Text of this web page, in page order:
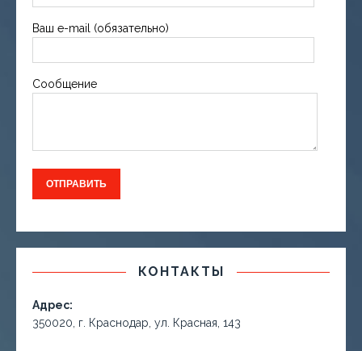
Ваш e-mail (обязательно)
Сообщение
КОНТАКТЫ
Адрес:
350020, г. Краснодар, ул. Красная, 143